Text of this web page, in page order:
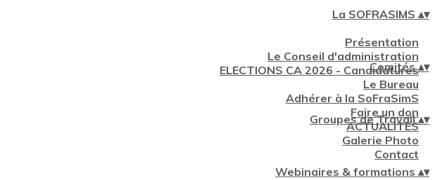
La SOFRASIMS ▴▾
Présentation
Le Conseil d'administration
ELECTIONS CA 2026 - Candidatures
Le Bureau
Adhérer à la SoFraSimS
Faire un don
ACTUALITES
Galerie Photo
Contact
Comités▴▾
Groupes de Travail▴▾
Webinaires & formations ▴▾